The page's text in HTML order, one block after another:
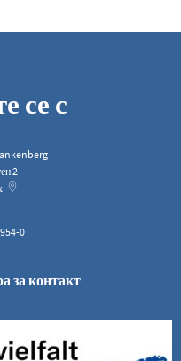
се с
2
0
за контакт